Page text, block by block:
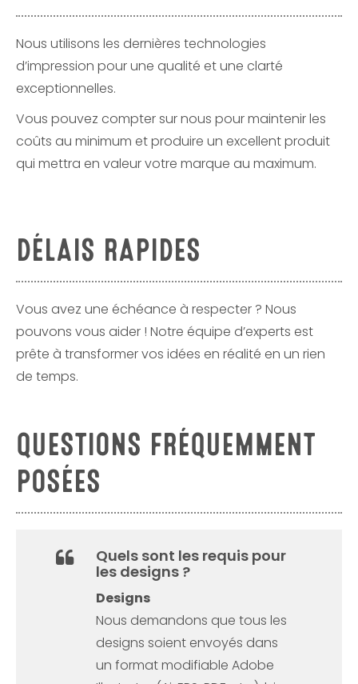
Nous utilisons les dernières technologies
d’impression pour une qualité et une clarté
exceptionnelles.
Vous pouvez compter sur nous pour maintenir les
coûts au minimum et produire un excellent produit
qui mettra en valeur votre marque au maximum.
DÉLAIS RAPIDES
Vous avez une échéance à respecter ? Nous
pouvons vous aider ! Notre équipe d’experts est
prête à transformer vos idées en réalité en un rien
de temps.
QUESTIONS FRÉQUEMMENT
POSÉES
Quels sont les requis pour
les designs ?
Designs
Nous demandons que tous les
designs soient envoyés dans
un format modifiable Adobe